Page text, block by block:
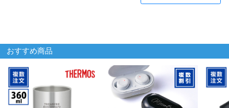
おすすめ商品